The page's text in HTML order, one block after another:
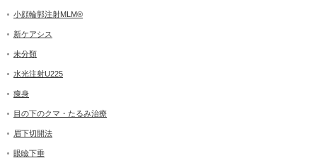
小顔輪郭注射MLM®
新ケアシス
未分類
水光注射U225
痩身
目の下のクマ・たるみ治療
眉下切開法
眼瞼下垂